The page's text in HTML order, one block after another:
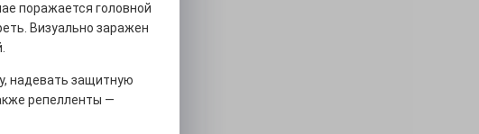
поражается головной
Визуально заражен
надевать защитную
репелленты —